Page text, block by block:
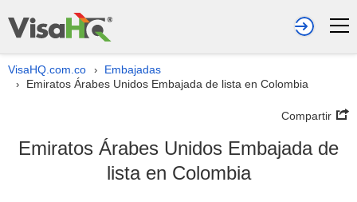
VisaHQ.com.co › Embajadas
› Emiratos Árabes Unidos Embajada de lista en Colombia
Compartir
Emiratos Árabes Unidos Embajada de
lista en Colombia